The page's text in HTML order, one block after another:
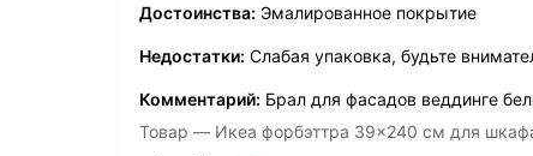
Достоинства: Эмалированное покрытие
Недостатки: Слабая упаковка, будьте
Комментарий: Брал для фасадов веддинге
Товар — Икеа форбэттра 39x240 см для